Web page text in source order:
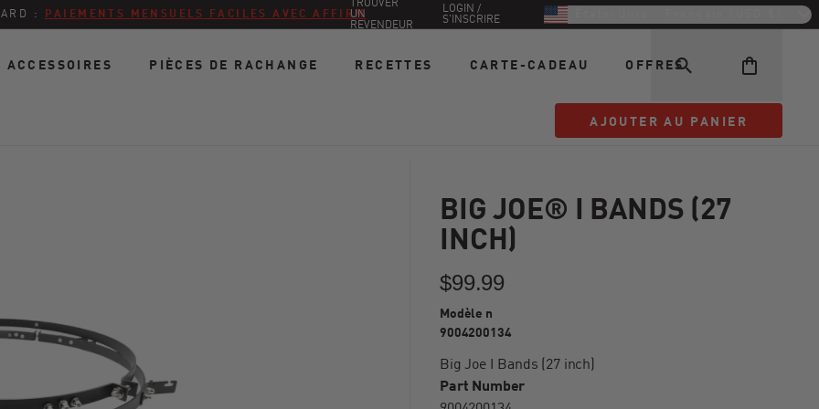
: PAIEMENTS MENSUELS FACILES AVEC AFFIRM
TROUVER
UN
REVENDEUR
LOGIN /
S'INSCRIRE
ACCESSOIRES PIÈCES DE RACHANGE RECETTES CARTE-CADEAU OFFRES
AJOUTER AU PANIER
AJOUTER AU PANIER
BIG JOE® I BANDS (27
INCH)
$99.99
Modèle n
9004200134
Big Joe I Bands (27 inch)
Part Number